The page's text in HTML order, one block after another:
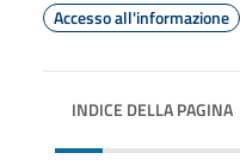
Accesso all'informazione
INDICE DELLA PAGINA